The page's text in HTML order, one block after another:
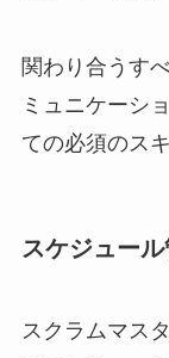
関わり合うす
ミュニケーシ
ての必須のス
スケジュー
スクラムマス